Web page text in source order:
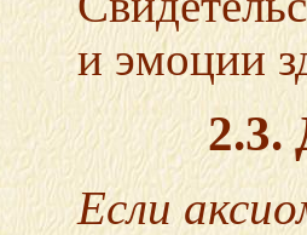
и эмоции
2.3.
Если